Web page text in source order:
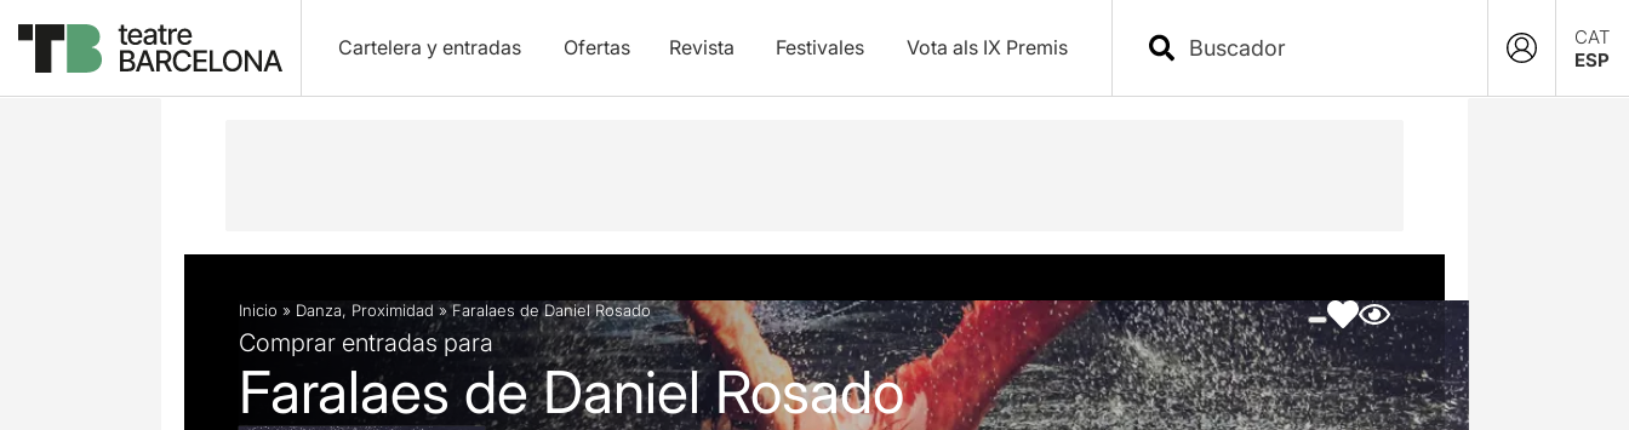
Cartelera y entradas Ofertas Revista Festivales Vota als IX Premis
CAT
ESP
Descripción Ficha artística Fotos y vídeos
Inicio » Danza, Proximidad »Faralaes de Daniel Rosado
Comprar entradas para
Faralaes de Daniel Rosado